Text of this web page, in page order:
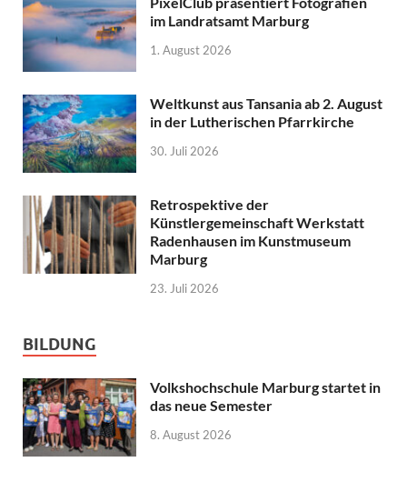
im Landratsamt Marburg
1. August 2026
Weltkunst aus Tansania ab 2. August
in der Lutherischen Pfarrkirche
30. Juli 2026
Retrospektive der
Künstlergemeinschaft Werkstatt
Radenhausen im Kunstmuseum
Marburg
23. Juli 2026
BILDUNG
Volkshochschule Marburg startet in
das neue Semester
8. August 2026